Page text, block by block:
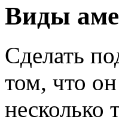
Виды
Сделать
том, что
несколько